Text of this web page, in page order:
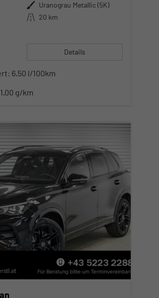
Außenfarbe Uranograu Metallic (5K)
Kilometerstand 20 km
Details
6,50 l/100km
g/km